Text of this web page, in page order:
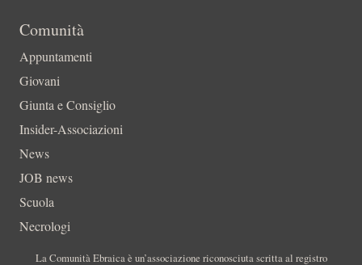
Comunità
Appuntamenti
Giovani
Giunta e Consiglio
Insider-Associazioni
News
JOB news
Scuola
Necrologi
La Comunità Ebraica è un’associazione riconosciuta scritta al registro